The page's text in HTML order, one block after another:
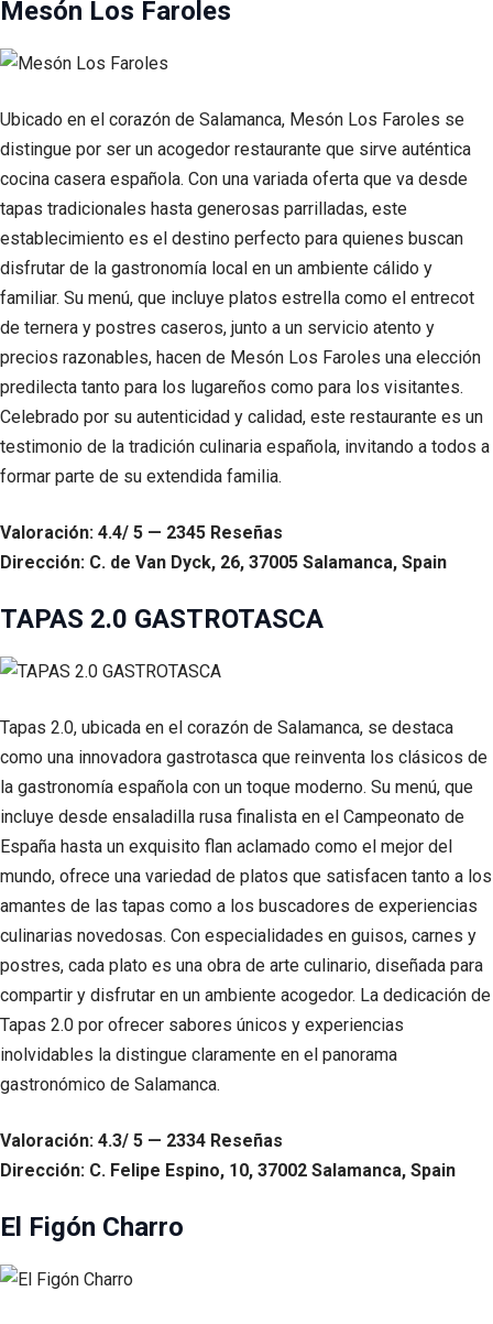
Mesón Los Faroles
Ubicado en el corazón de Salamanca, Mesón Los Faroles se
distingue por ser un acogedor restaurante que sirve auténtica
cocina casera española. Con una variada oferta que va desde
tapas tradicionales hasta generosas parrilladas, este
establecimiento es el destino perfecto para quienes buscan
disfrutar de la gastronomía local en un ambiente cálido y
familiar. Su menú, que incluye platos estrella como el entrecot
de ternera y postres caseros, junto a un servicio atento y
precios razonables, hacen de Mesón Los Faroles una elección
predilecta tanto para los lugareños como para los visitantes.
Celebrado por su autenticidad y calidad, este restaurante es un
testimonio de la tradición culinaria española, invitando a todos a
formar parte de su extendida familia.
Valoración: 4.4/ 5 — 2345 Reseñas
Dirección: C. de Van Dyck, 26, 37005 Salamanca, Spain
TAPAS 2.0 GASTROTASCA
Tapas 2.0, ubicada en el corazón de Salamanca, se destaca
como una innovadora gastrotasca que reinventa los clásicos de
la gastronomía española con un toque moderno. Su menú, que
incluye desde ensaladilla rusa finalista en el Campeonato de
España hasta un exquisito flan aclamado como el mejor del
mundo, ofrece una variedad de platos que satisfacen tanto a los
amantes de las tapas como a los buscadores de experiencias
culinarias novedosas. Con especialidades en guisos, carnes y
postres, cada plato es una obra de arte culinario, diseñada para
compartir y disfrutar en un ambiente acogedor. La dedicación de
Tapas 2.0 por ofrecer sabores únicos y experiencias
inolvidables la distingue claramente en el panorama
gastronómico de Salamanca.
Valoración: 4.3/ 5 — 2334 Reseñas
Dirección: C. Felipe Espino, 10, 37002 Salamanca, Spain
El Figón Charro